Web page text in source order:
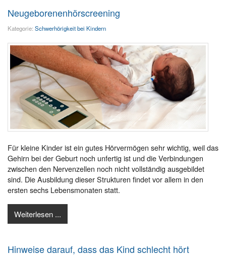
Neugeborenenhörscreening
Kategorie: Schwerhörigkeit bei Kindern
Für kleine Kinder ist ein gutes Hörvermögen sehr wichtig, weil das
Gehirn bei der Geburt noch unfertig ist und die Verbindungen
zwischen den Nervenzellen noch nicht vollständig ausgebildet
sind. Die Ausbildung dieser Strukturen findet vor allem in den
ersten sechs Lebensmonaten statt.
Weiterlesen ...
Hinweise darauf, dass das Kind schlecht hört